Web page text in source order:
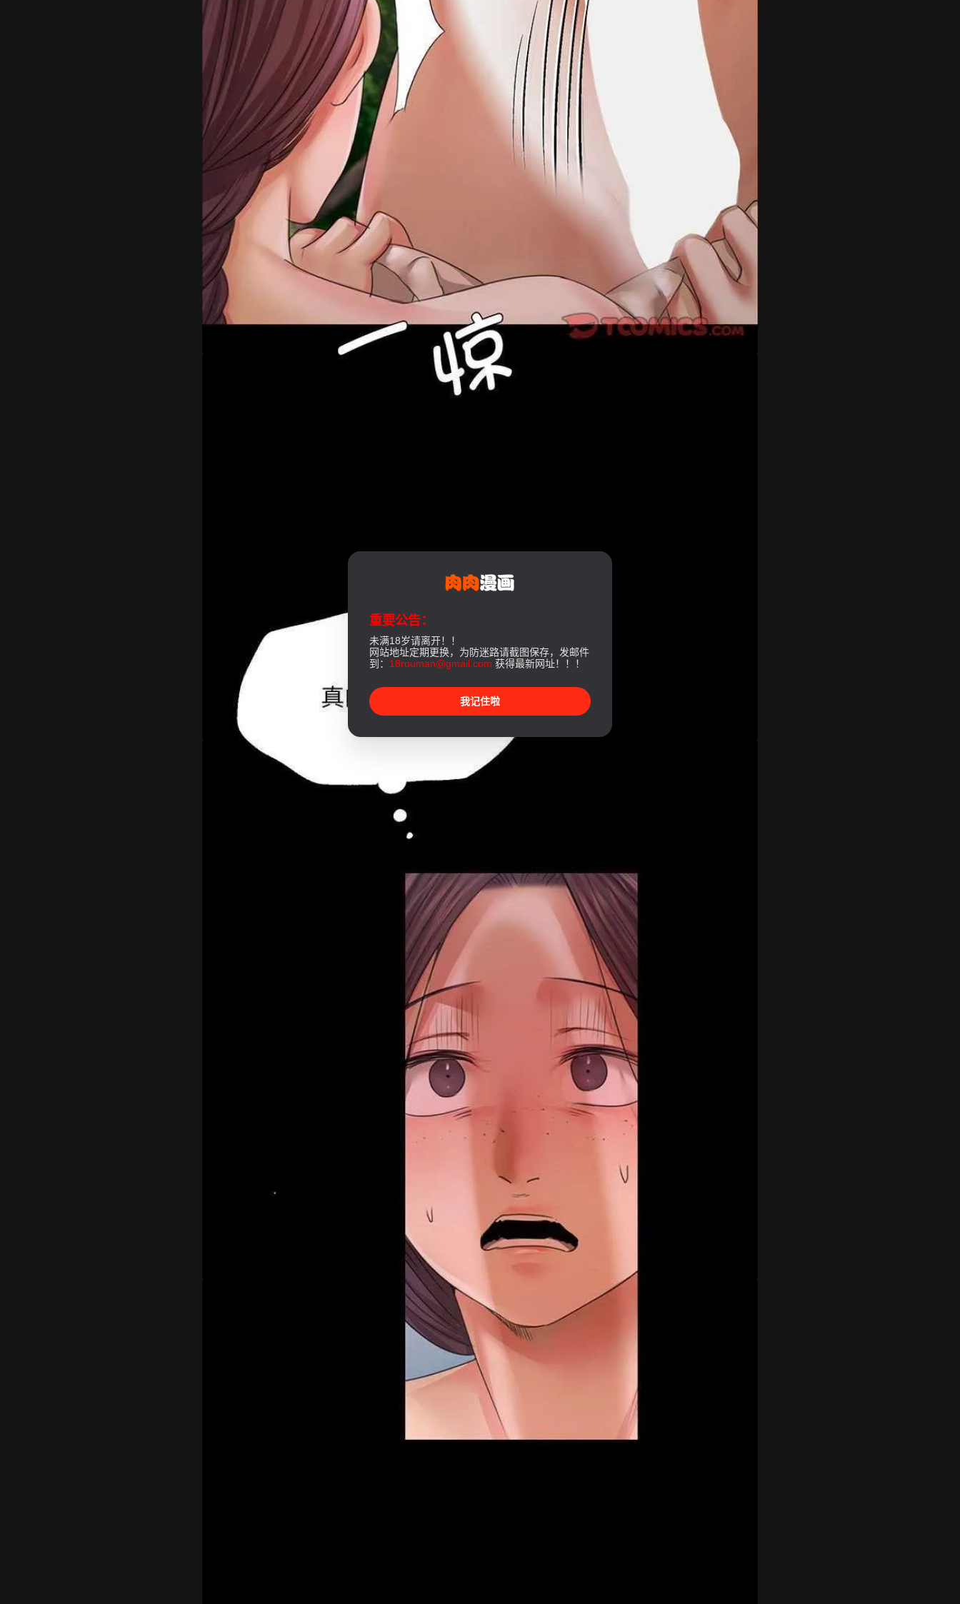
重要公告：
未满18岁请离开！！
网站地址定期更换，为防迷路请截图保存，发邮件
到： 18rouman@gmail.com 获得最新网址！！！
我记住啦